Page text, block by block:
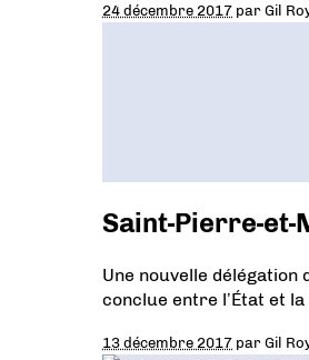
24 décembre 2017 parGil
Saint-Pierre-et-
Une nouvelle
conclue entre l’État et
13 décembre 2017 parGil